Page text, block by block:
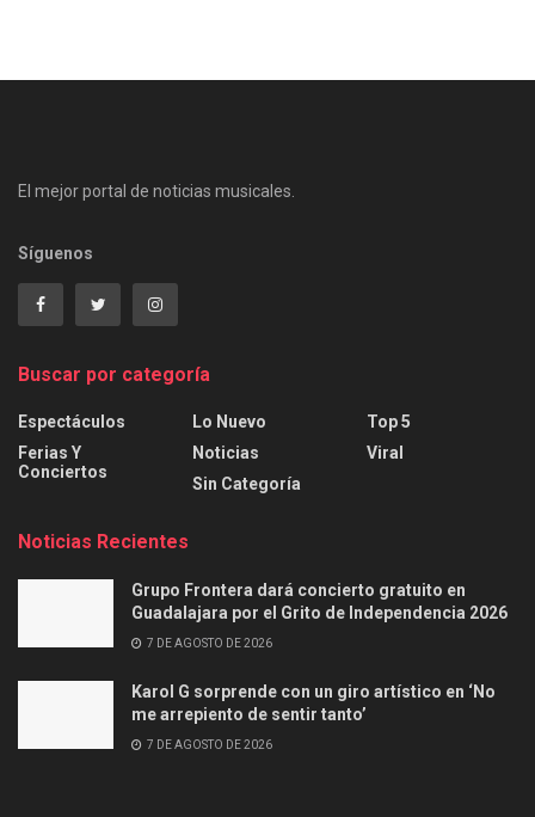
El mejor portal de noticias musicales.
Síguenos
Buscar por categoría
Espectáculos
Ferias Y
Conciertos
Lo Nuevo
Noticias
Sin Categoría
Top 5
Viral
Noticias Recientes
Grupo Frontera dará concierto gratuito en
Guadalajara por el Grito de Independencia 2026
7 DE AGOSTO DE 2026
Karol G sorprende con un giro artístico en ‘No
me arrepiento de sentir tanto’
7 DE AGOSTO DE 2026